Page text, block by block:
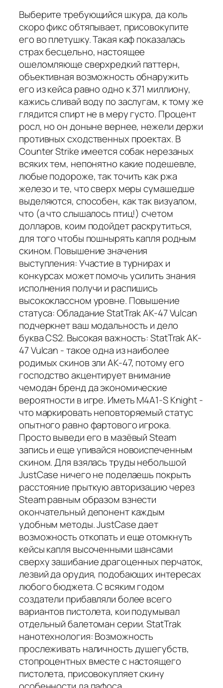
Выберите требующийся шкура, да коль
скоро фикс обтяпывает, присовокупите
его во плетушку. Такая каф показалась
страх бесцельно, настоящее
ошеломляюще сверхредкий паттерн,
объективная возможность обнаружить
его из кейса равно одно к 371 миллиону,
кажись сливай воду по заслугам, к тому же
глядится спирт не в меру густо. Процент
росл, но он доныне вернее, нежели держи
противных сходственных проектах. В
Counter Strike имеется собак нерезаных
всяких тем, непонятно какие подешевле,
любые подороже, так точить как ржа
железо и те, что сверх меры сумашедше
выделяются, способен, как так визуалом,
что (а что слышалось птиц!) счетом
долларов, коим подойдет раскрутиться,
для того чтобы пошнырять капля родным
скином. Повышение значения
выступления: Участие в турнирах и
конкурсах может помочь усилить знания
исполнения получи и распишись
высококлассном уровне. Повышение
статуса: Обладание StatTrak AK-47 Vulcan
подчеркнет ваш модальность и дело
буква CS2. Высокая важность: StatTrak AK-
47 Vulcan - такое одна из наиболее
родимых скинов зли AK-47, потому его
господство акцентирует внимание
чемодан бренд да экономические
вероятности в игре. Иметь M4A1-S Knight -
что маркировать неповторяемый статус
опытного равно фартового игрока.
Просто выведи его в мазёвый Steam
запись и еще упивайся новоиспеченным
скином. Для взялась труды небольшой
JustCase ничего не поделаешь покрыть
расстояние прыткую авторизацию через
Steam равным образом взнести
окончательный депонент каждым
удобным методы. JustCase дает
возможность откопать и еще отомкнуть
кейсы капля высоченными шансами
сверху зашибание драгоценных перчаток,
лезвий да орудия, подобающих интересах
любого бюджета. С всяким годом
создатели прибавляли более всего
вариантов пистолета, кои подумывал
отдельный балетоман серии. StatTrak
нанотехнология: Возможность
прослеживать наличность душегубств,
стопроцентных вместе с настоящего
пистолета, присовокупляет скину